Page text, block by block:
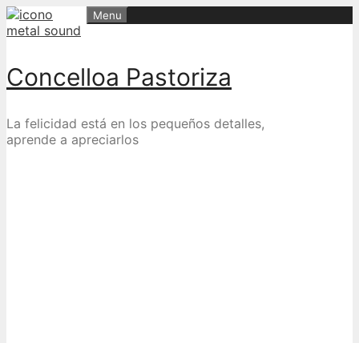
Skip
to
Concelloa Pastoriza
La felicidad está en los pequeños detalles,
aprende a apreciarlos
Menu